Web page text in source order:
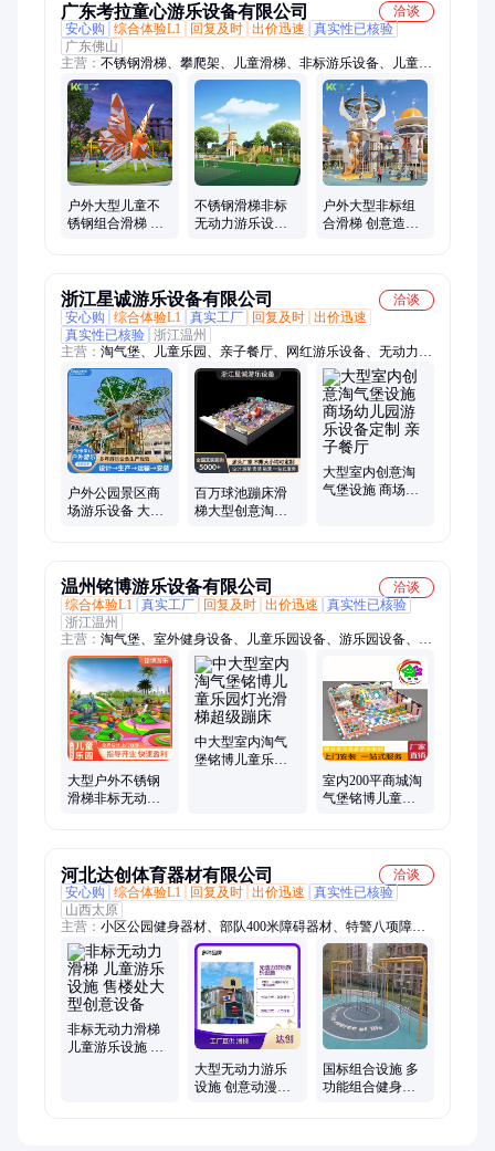
广东考拉童心游乐设备有限公司
洽谈
安心购
综合体验L1 回复及时 出价迅速
真实性已核验
广东佛山
主营： 不锈钢滑梯、攀爬架、儿童滑梯、非标游乐设备、儿童室
内游乐场、户外无动力游乐设备、幼儿园游乐设备、小区儿童游
乐设备、滑梯定制、组合滑梯、旋转滑梯、无动力滑梯、幼儿园
滑梯、儿童乐园定做、蹦床、彩虹滑道、水上滑梯、塑料滑梯
户外大型儿童不
锈钢组合滑梯 蝴
不锈钢滑梯非标
无动力游乐设备
户外大型非标组
合滑梯 创意造型
浙江星诚游乐设备有限公司
洽谈
安心购
综合体验L1 真实工厂 回复及时 出价迅速
真实性已核验 浙江温州
主营： 淘气堡、儿童乐园、亲子餐厅、网红游乐设备、无动力游
乐设备、户外游乐设施、室内游乐设备、蹦床、不锈钢滑梯、木
质滑梯、户外攀爬、儿童戏水设备、组合滑梯、室内乐园
户外公园景区商
场游乐设备 大型
百万球池蹦床滑
梯大型创意淘气
大型室内创意淘
气堡设施 商场幼
温州铭博游乐设备有限公司
洽谈
综合体验L1 真实工厂 回复及时 出价迅速
真实性已核验
浙江温州
主营： 淘气堡、室外健身设备、儿童乐园设备、游乐园设备、户
外游乐设备、网红游乐设备、户外非标无动力游乐、户外景观游
乐设备、百万球池淘气堡、蹦床、亲子乐园、定制淘气堡、幼儿
园设备、蹦床公园、软体乐园、蹦床乐园、不锈钢滑梯、海洋球
滑梯、小博士
大型户外不锈钢
滑梯非标无动力
中大型室内淘气
堡铭博儿童乐园
室内200平商城淘
气堡铭博儿童乐
河北达创体育器材有限公司
洽谈
安心购
综合体验L1 回复及时 出价迅速
真实性已核验
山西太原
主营： 小区公园健身器材、部队400米障碍器材、特警八项障
碍、游乐设施、300米障碍器材、军用单双杠、移动箱式地埋篮
球架、足球门、固定移动看台座椅、悬浮拼装运动地板、硅PU
球场、塑胶跑道、epdm地面、球场假草坪、儿童体适能器材、舞
蹈室幼儿园篮球场地PVC运动地胶、400米渡海登岛、塑胶地面
跑道、室外学校橡胶地垫、抗眩晕滚轮旋梯浪木器材
非标无动力滑梯
儿童游乐设施 售
大型无动力游乐
设施 创意动漫造
国标组合设施 多
功能组合健身器